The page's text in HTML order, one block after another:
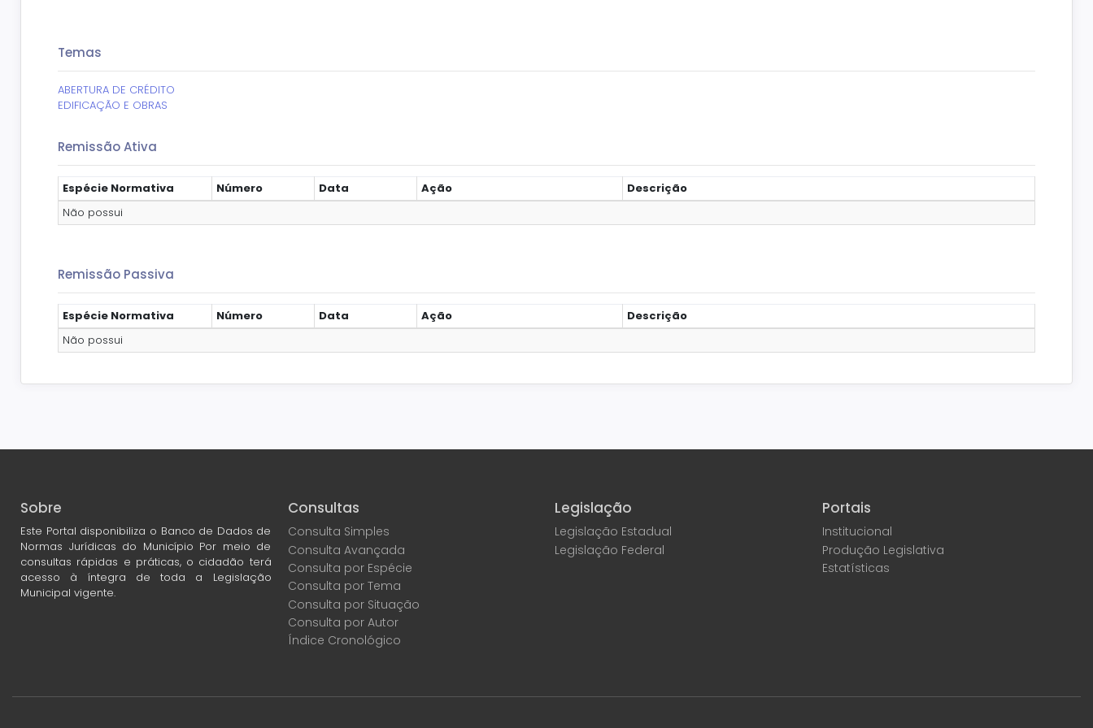
Temas
ABERTURA DE CRÉDITO
EDIFICAÇÃO E OBRAS
Remissão Ativa
Espécie Normativa Número Data Ação
Descrição
Não possui
Remissão Passiva
Espécie Normativa Número Data Ação
Descrição
Não possui
Sobre
Este Portal disponibiliza o Banco de Dados de
Normas Jurídicas do Município Por meio de
consultas rápidas e práticas, o cidadão terá
acesso à íntegra de toda a Legislação
Municipal vigente.
Consultas
Consulta Simples
Consulta Avançada
Consulta por Espécie
Consulta por Tema
Consulta por Situação
Consulta por Autor
Índice Cronológico
Legislação
Legislação Estadual
Legislação Federal
Portais
Institucional
Produção Legislativa
Estatísticas